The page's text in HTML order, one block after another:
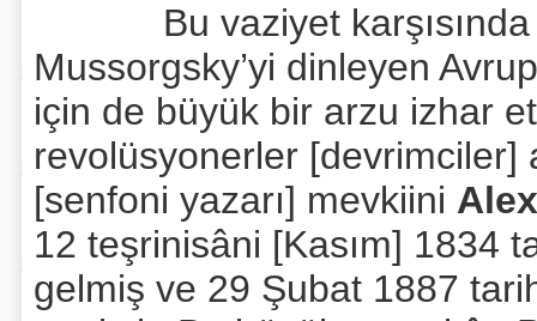
Bu vaziyet karşısında
Mussorgsky’yi dinleyen
için de büyük bir arzu izhar
revolüsyonerler [devrimciler]
[senfoni yazarı] mevkiini
12 teşrinisâni [Kasım] 1834
gelmiş ve 29 Şubat 1887